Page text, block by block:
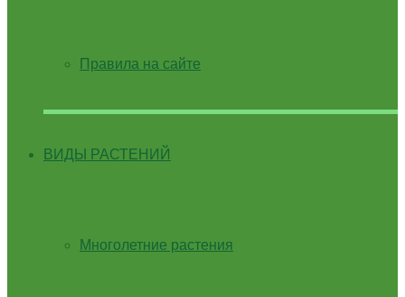
Правила на сайте
ВИДЫ РАСТЕНИЙ
Многолетние растения